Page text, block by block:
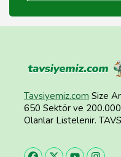
Tavsiyemiz.com Size
650 Sektör ve 200.000
Olanlar Listelenir.